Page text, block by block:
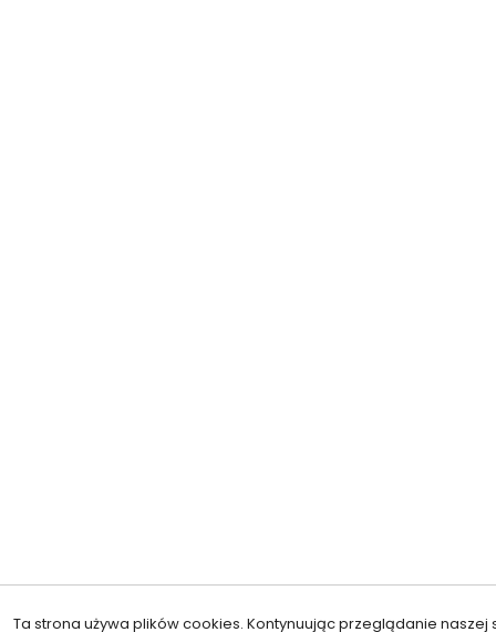
Ta strona używa plików cookies. Kontynuując przeglądanie naszej